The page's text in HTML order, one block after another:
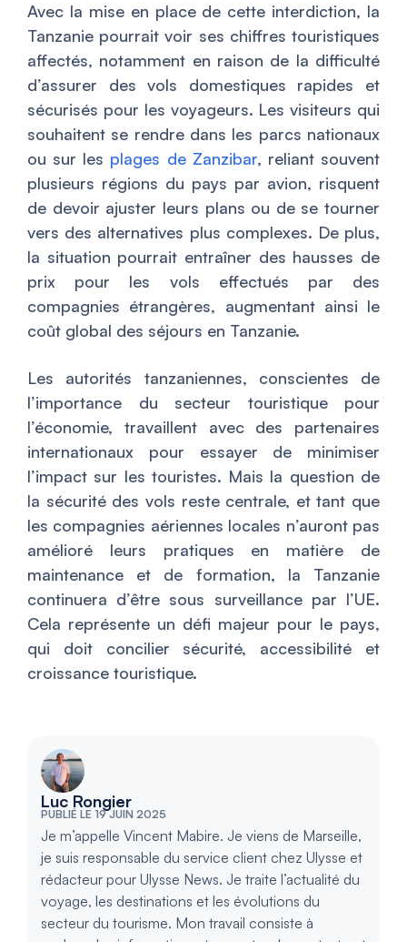
Avec la mise en place de cette interdiction, la
Tanzanie pourrait voir ses chiffres touristiques
affectés, notamment en raison de la difficulté
d’assurer des vols domestiques rapides et
sécurisés pour les voyageurs. Les visiteurs qui
souhaitent se rendre dans les parcs nationaux
ou sur les plages de Zanzibar, reliant souvent
plusieurs régions du pays par avion, risquent
de devoir ajuster leurs plans ou de se tourner
vers des alternatives plus complexes. De plus,
la situation pourrait entraîner des hausses de
prix pour les vols effectués par des
compagnies étrangères, augmentant ainsi le
coût global des séjours en Tanzanie.
Les autorités tanzaniennes, conscientes de
l’importance du secteur touristique pour
l’économie, travaillent avec des partenaires
internationaux pour essayer de minimiser
l’impact sur les touristes. Mais la question de
la sécurité des vols reste centrale, et tant que
les compagnies aériennes locales n’auront pas
amélioré leurs pratiques en matière de
maintenance et de formation, la Tanzanie
continuera d’être sous surveillance par l’UE.
Cela représente un défi majeur pour le pays,
qui doit concilier sécurité, accessibilité et
croissance touristique.
Luc Rongier
PUBLIÉ LE 19 JUIN 2025
Je m’appelle Vincent Mabire. Je viens de Marseille,
je suis responsable du service client chez Ulysse et
rédacteur pour Ulysse News. Je traite l’actualité du
voyage, les destinations et les évolutions du
secteur du tourisme. Mon travail consiste à